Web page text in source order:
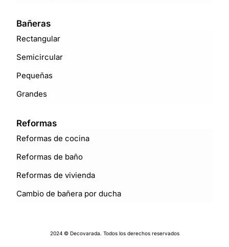
Bañeras
Rectangular
Semicircular
Pequeñas
Grandes
Reformas
Reformas de cocina
Reformas de baño
Reformas de vivienda
Cambio de bañera por ducha
2024 © Decovarada. Todos los derechos reservados